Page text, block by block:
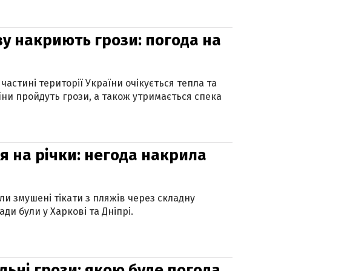
накриють грози: погода на
території України очікується тепла та
пройдуть грози, а також утримається спека
на річки: негода накрила
змушені тікати з пляжів через складну
були у Харкові та Дніпрі.